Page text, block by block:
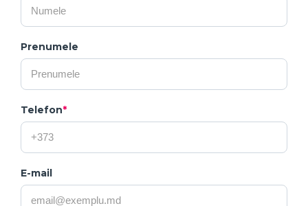
Prenumele
Telefon*
E-mail